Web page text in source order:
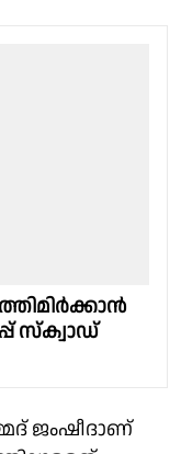
സ്ക്വാഡ്
ജംഷീദാണ്